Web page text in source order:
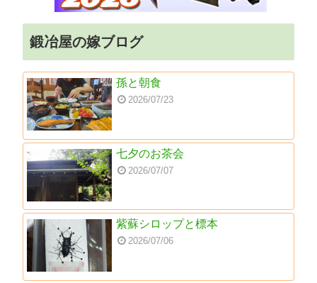
鍛冶屋の嫁ブログ
孫と朝食
2026/07/23
七夕のお茶会
2026/07/07
紫蘇シロップと標本
2026/07/06